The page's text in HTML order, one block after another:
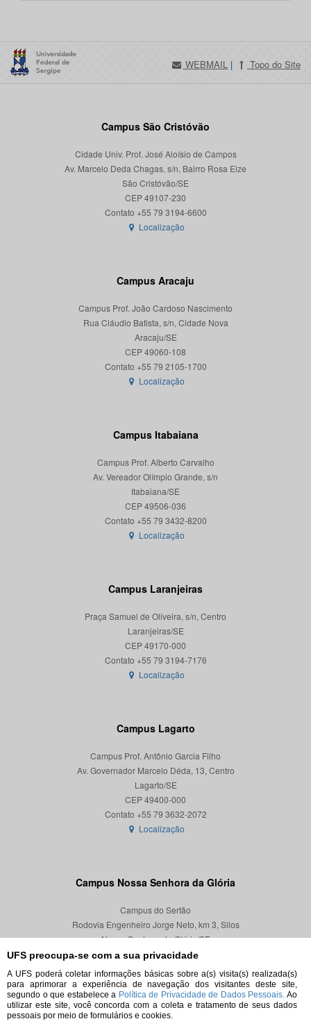
UFS preocupa-se com a sua privacidade
A UFS poderá coletar informações básicas sobre a(s) visita(s) realizada(s)
para aprimorar a experiência de navegação dos visitantes deste site,
segundo o que estabelece a Política de Privacidade de Dados Pessoais. Ao
utilizar este site, você concorda com a coleta e tratamento de seus dados
pessoais por meio de formulários e cookies.
WEBMAIL | Topo do Site
Campus São Cristóvão
Cidade Univ. Prof. José Aloísio de Campos
Av. Marcelo Deda Chagas, s/n, Bairro Rosa Elze
São Cristóvão/SE
CEP 49107-230
Localização
Campus Aracaju
Campus Prof. João Cardoso Nascimento
Rua Cláudio Batista, s/n, Cidade Nova
Aracaju/SE
CEP 49060-108
Localização
Campus Itabaiana
Campus Prof. Alberto Carvalho
Av. Vereador Olímpio Grande, s/n
Itabaiana/SE
CEP 49506-036
Localização
Campus Laranjeiras
Praça Samuel de Oliveira, s/n, Centro
Laranjeiras/SE
CEP 49170-000
Localização
Campus Lagarto
Campus Prof. Antônio Garcia Filho
Av. Governador Marcelo Déda, 13, Centro
Lagarto/SE
CEP 49400-000
Localização
Campus Nossa Senhora da Glória
Campus do Sertão
Rodovia Engenheiro Jorge Neto, km 3, Silos
Nossa Senhora da Glória/SE
CEP 49680-000
Localização